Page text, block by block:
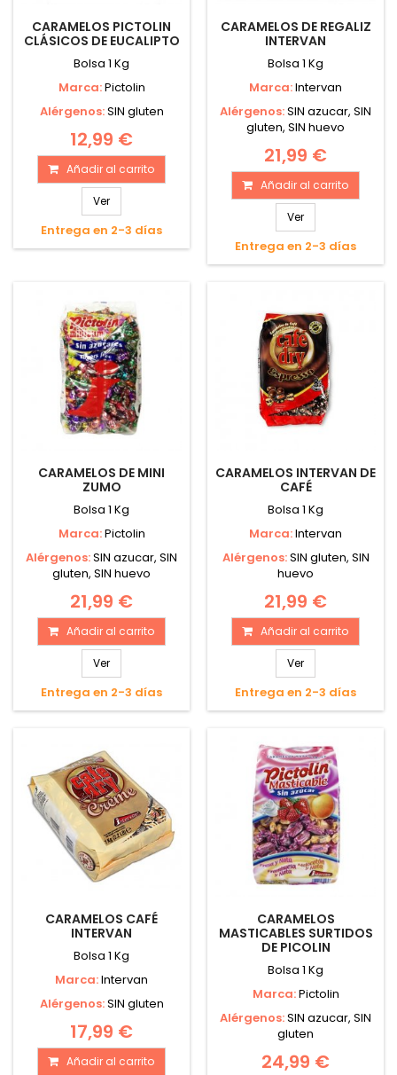
CARAMELOS PICTOLIN
CLÁSICOS DE EUCALIPTO
Bolsa 1 Kg
Marca:Pictolin
Alérgenos:SIN gluten
12,99 €
Añadir al carrito
Ver
Entrega en 2-3 días
CARAMELOS DE REGALIZ
INTERVAN
Bolsa 1 Kg
Marca:Intervan
Alérgenos:SIN azucar, SIN
gluten, SIN huevo
21,99 €
Añadir al carrito
Ver
Entrega en 2-3 días
CARAMELOS DE MINI
ZUMO
Bolsa 1 Kg
Marca:Pictolin
Alérgenos:SIN azucar, SIN
gluten, SIN huevo
21,99 €
Añadir al carrito
Ver
Entrega en 2-3 días
CARAMELOS INTERVAN DE
CAFÉ
Bolsa 1 Kg
Marca:Intervan
Alérgenos:SIN gluten, SIN
huevo
21,99 €
Añadir al carrito
Ver
Entrega en 2-3 días
CARAMELOS CAFÉ
INTERVAN
Bolsa 1 Kg
Marca:Intervan
Alérgenos:SIN gluten
17,99 €
Añadir al carrito
CARAMELOS
MASTICABLES SURTIDOS
DE PICOLIN
Bolsa 1 Kg
Marca:Pictolin
Alérgenos:SIN azucar, SIN
gluten
24,99 €